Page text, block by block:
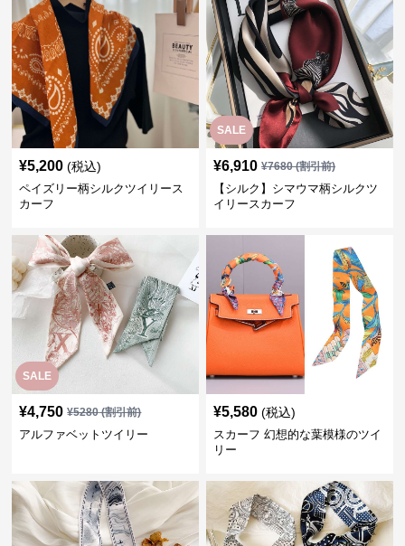
¥5,200 (税込)
ペイズリー柄シルクツイリース
カーフ
SALE
¥6,910 ¥7680(割引前)
【シルク】シマウマ柄シルクツ
イリースカーフ
SALE
¥4,750 ¥5280(割引前)
アルファベットツイリー
¥5,580 (税込)
スカーフ 幻想的な葉模様のツイ
リー